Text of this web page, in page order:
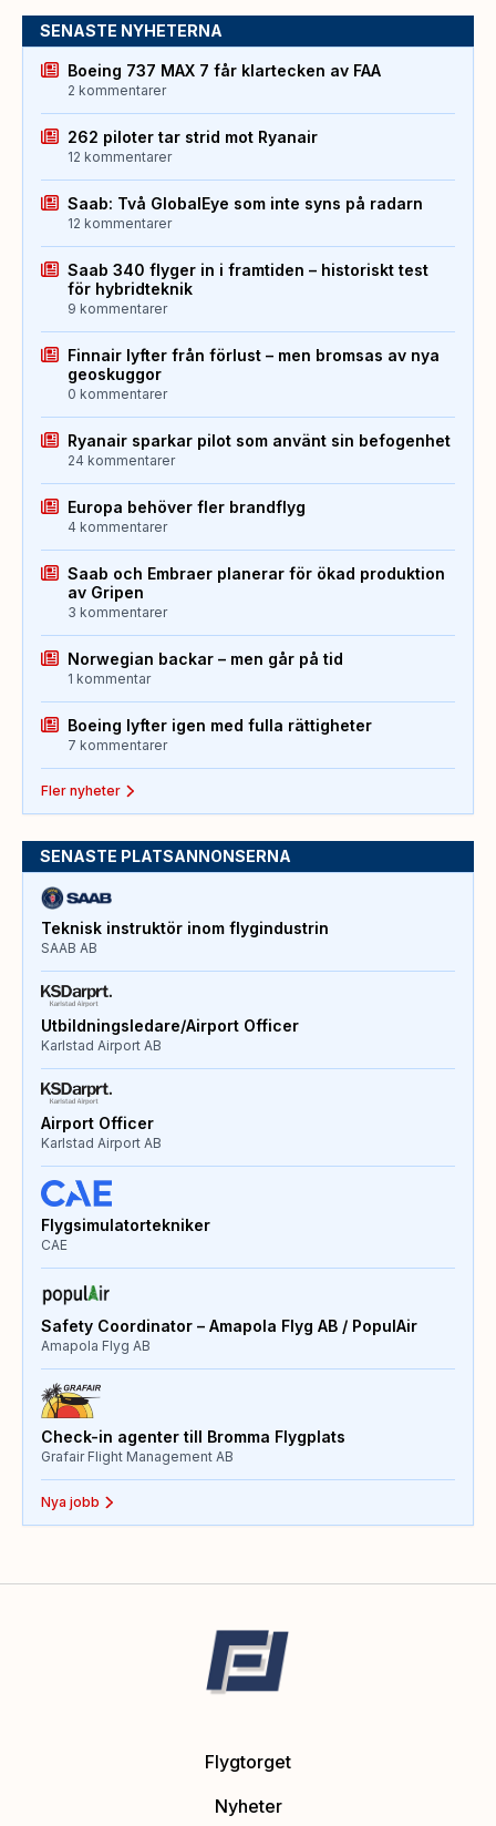
SENASTE NYHETERNA
Boeing 737 MAX 7 får klartecken av FAA
2 kommentarer
262 piloter tar strid mot Ryanair
12 kommentarer
Saab: Två GlobalEye som inte syns på radarn
12 kommentarer
Saab 340 flyger in i framtiden – historiskt test
för hybridteknik
9 kommentarer
Finnair lyfter från förlust – men bromsas av nya
geoskuggor
0 kommentarer
Ryanair sparkar pilot som använt sin befogenhet
24 kommentarer
Europa behöver fler brandflyg
4 kommentarer
Saab och Embraer planerar för ökad produktion
av Gripen
3 kommentarer
Norwegian backar – men går på tid
1 kommentar
Boeing lyfter igen med fulla rättigheter
7 kommentarer
Fler nyheter
SENASTE PLATSANNONSERNA
Teknisk instruktör inom flygindustrin
SAAB AB
Utbildningsledare/Airport Officer
Karlstad Airport AB
Airport Officer
Karlstad Airport AB
Flygsimulatortekniker
CAE
Safety Coordinator – Amapola Flyg AB / PopulAir
Amapola Flyg AB
Check-in agenter till Bromma Flygplats
Grafair Flight Management AB
Nya jobb
Flygtorget
Nyheter